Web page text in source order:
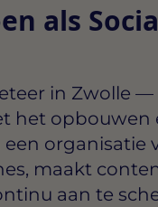
als
in Zwolle —
het opbouwen
organisatie
maakt
aan te